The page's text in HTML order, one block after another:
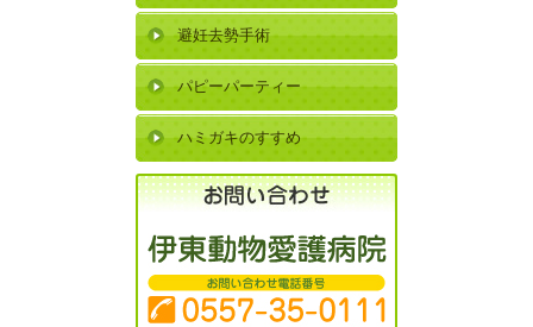
避妊去勢手術
パピーパーティー
ハミガキのすすめ